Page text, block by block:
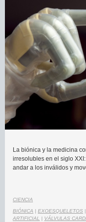
La biónica y la medicina
irresolubles en el siglo
andar a los inválidos y
CIENCIA
BIÓNICA | EXOESQUELETOS |
ARTIFICIAL
| VÁLVULAS